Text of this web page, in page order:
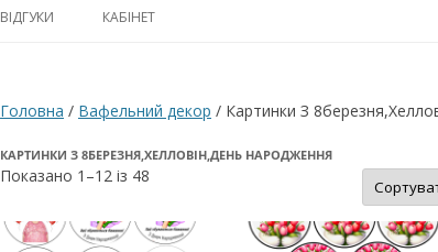
ВІДГУКИ КАБІНЕТ
Головна / Вафельний декор / Картинки З
КАРТИНКИ З 8БЕРЕЗНЯ,ХЕЛЛОВІН,ДЕНЬ НАРОДЖЕННЯ
Показано 1–12 із 48